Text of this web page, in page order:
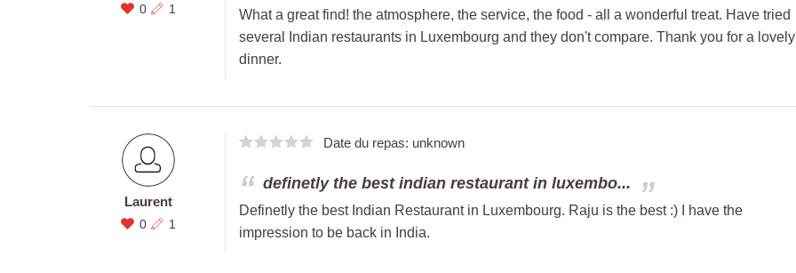
0 1
What a great find! the atmosphere, the service, the food - all a wonderful treat. Have tried
several Indian restaurants in Luxembourg and they don't compare. Thank you for a lovely
dinner.
Laurent
0 1
Date du repas: unknown
definetly the best indian restaurant in luxembo...
Definetly the best Indian Restaurant in Luxembourg. Raju is the best :) I have the
impression to be back in India.